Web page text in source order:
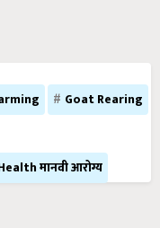
Goat Rearing
मानवी आरोग्य